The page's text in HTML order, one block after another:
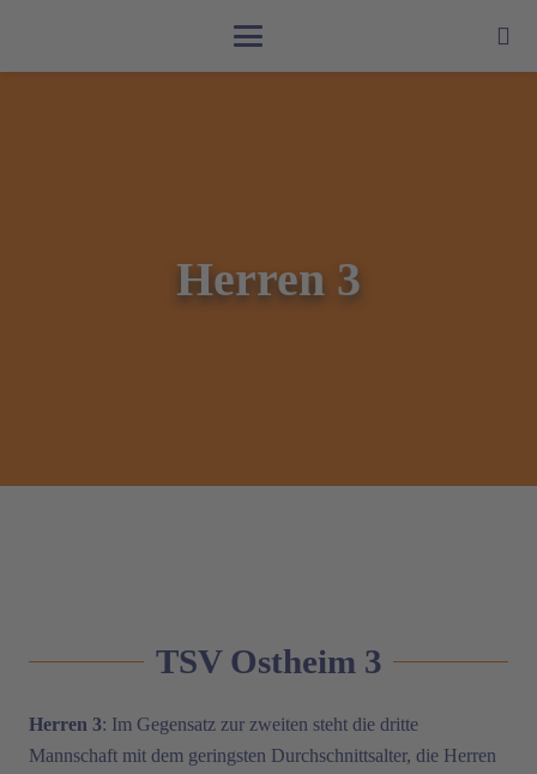
Herren 3
TSV Ostheim 3
Herren 3: Im Gegensatz zur zweiten steht die dritte
Mannschaft mit dem geringsten Durchschnittsalter, die Herren